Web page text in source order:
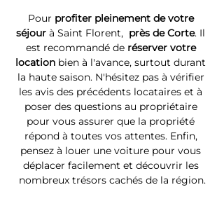
Pour profiter pleinement de votre
séjour à Saint Florent, près de Corte. Il
est recommandé de réserver votre
location bien à l'avance, surtout durant
la haute saison. N'hésitez pas à vérifier
les avis des précédents locataires et à
poser des questions au propriétaire
pour vous assurer que la propriété
répond à toutes vos attentes. Enfin,
pensez à louer une voiture pour vous
déplacer facilement et découvrir les
nombreux trésors cachés de la région.